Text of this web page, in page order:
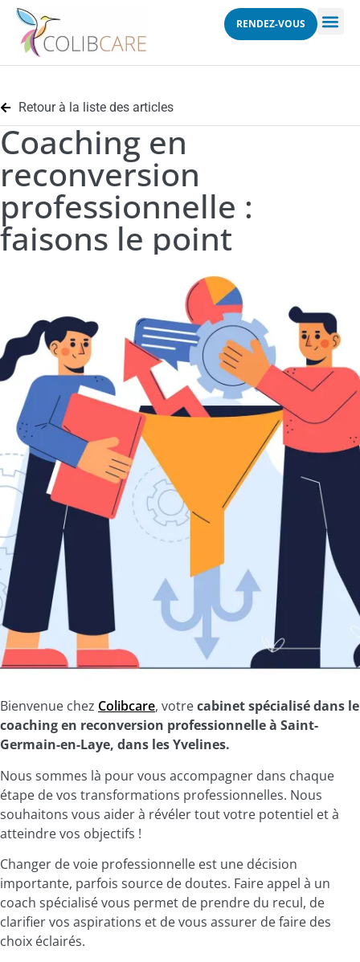
RENDEZ-VOUS
Retour à la liste des articles
Coaching en
reconversion
professionnelle :
faisons le point
Bienvenue chez Colibcare, votrecabinet spécialisé dans le
coaching en reconversion professionnelle à Saint-
Germain-en-Laye, dans les Yvelines.
Nous sommes là pour vous accompagner dans chaque
étape de vos transformations professionnelles. Nous
souhaitons vous aider à révéler tout votre potentiel et à
atteindre vos objectifs !
Changer de voie professionnelle est une décision
importante, parfois source de doutes. Faire appel à un
coach spécialisé vous permet de prendre du recul, de
clarifier vos aspirations et de vous assurer de faire des
choix éclairés.